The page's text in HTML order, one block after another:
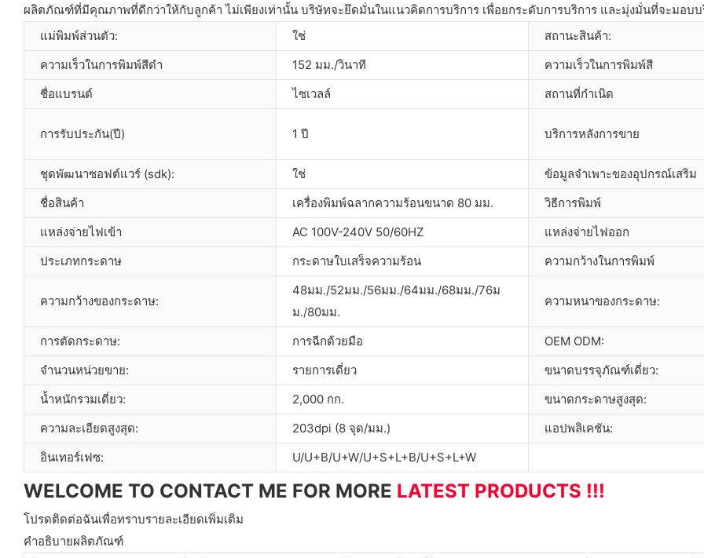
ผลิตภัณฑ์ที่มีคุณภาพที่ดีกว่าให้กับลูกค้า ไม่เพียงเท่านั้น บริษัทจะยึดมั่นในแนวคิดการบริการ เพื่อยกระดับการบริการ และมุ่งมั่นที่จะมอบ
แม่พิมพ์ส่วนตัว:
ใช่
สถานะสินค้า:
ความเร็วในการพิมพ์สีดำ
152 มม./วินาที
ความเร็วในการพิมพ์สี
ชื่อแบรนด์
ไซเวลล์ สถานที่กำเนิด
การรับประกัน(ปี) 1 ปี บริการหลังการขาย
ชุดพัฒนาซอฟต์แวร์ (sdk): ใช่
ข้อมูลจำเพาะของอุปกรณ์เสริม
ชื่อสินค้า
เครื่องพิมพ์ฉลากความร้อนขนาด 80 มม.
วิธีการพิมพ์
แหล่งจ่ายไฟเข้า
AC 100V-240V 50/60HZ
แหล่งจ่ายไฟออก
ประเภทกระดาษ
กระดาษใบเสร็จความร้อน ความกว้างในการพิมพ์
ความกว้างของกระดาษ:
48มม./52มม./56มม./64มม./68มม./76ม
ม./80มม.
ความหนาของกระดาษ:
การตัดกระดาษ: การฉีกด้วยมือ
OEM ODM:
จำนวนหน่วยขาย:
รายการเดี่ยว
ขนาดบรรจุภัณฑ์เดี่ยว:
น้ำหนักรวมเดี่ยว:
2,000 กก.
ขนาดกระดาษสูงสุด:
ความละเอียดสูงสุด:
203dpi (8 จุด/มม.)
แอปพลิเคชัน:
อินเทอร์เฟซ:
U/U+B/U+W/U+S+L+B/U+S+L+W
WELCOME TO CONTACT ME FOR MORE LATEST PRODUCTS !!!
โปรดติดต่อฉันเพื่อทราบรายละเอียดเพิ่มเติม
คำอธิบายผลิตภัณฑ์